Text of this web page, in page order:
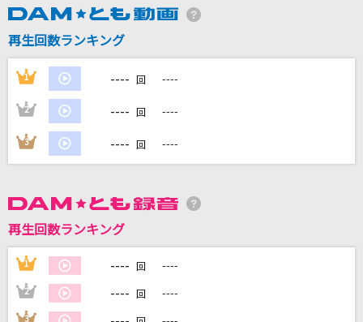
Against
乃木坂46
DAMの新曲・ランキングなど
DAMに会員登録・ログインして
カラオケをもっと楽しもう！
再生回数ランキング
1 ---- 回 ----
2 ---- 回 ----
3 ---- 回 ----
再生回数ランキング
1 ---- 回 ----
2 ---- 回 ----
3